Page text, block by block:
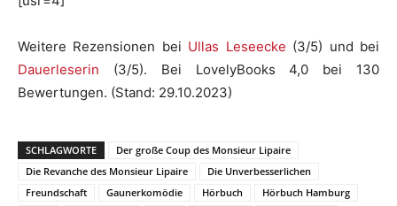
Weitere Rezensionen bei Ullas Leseecke (3/5) und bei
Dauerleserin (3/5). Bei LovelyBooks 4,0 bei 130
Bewertungen. (Stand: 29.10.2023)
SCHLAGWORTE
Der große Coup des Monsieur Lipaire
Die Revanche des Monsieur Lipaire
Die Unverbesserlichen
Freundschaft
Gaunerkomödie Hörbuch
Hörbuch Hamburg